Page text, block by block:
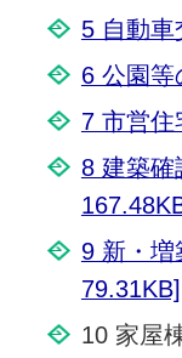
5 自動車
6 公園等
7 市営住
8 建築確
9 新・増
79.31KB]
10 家屋